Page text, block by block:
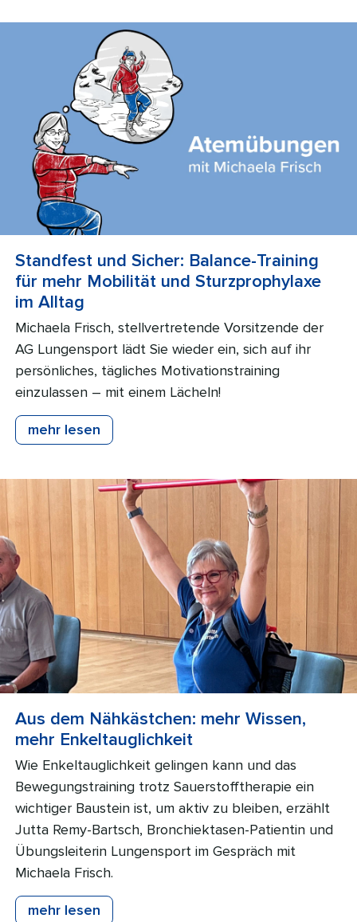
Standfest und Sicher: Balance-Training
für mehr Mobilität und Sturzprophylaxe
im Alltag
Michaela Frisch, stellvertretende Vorsitzende der
AG Lungensport lädt Sie wieder ein, sich auf ihr
persönliches, tägliches Motivationstraining
einzulassen – mit einem Lächeln!
mehr lesen
Aus dem Nähkästchen: mehr Wissen,
mehr Enkeltauglichkeit
Wie Enkeltauglichkeit gelingen kann und das
Bewegungstraining trotz Sauerstofftherapie ein
wichtiger Baustein ist, um aktiv zu bleiben, erzählt
Jutta Remy-Bartsch, Bronchiektasen-Patientin und
Übungsleiterin Lungensport im Gespräch mit
Michaela Frisch.
mehr lesen